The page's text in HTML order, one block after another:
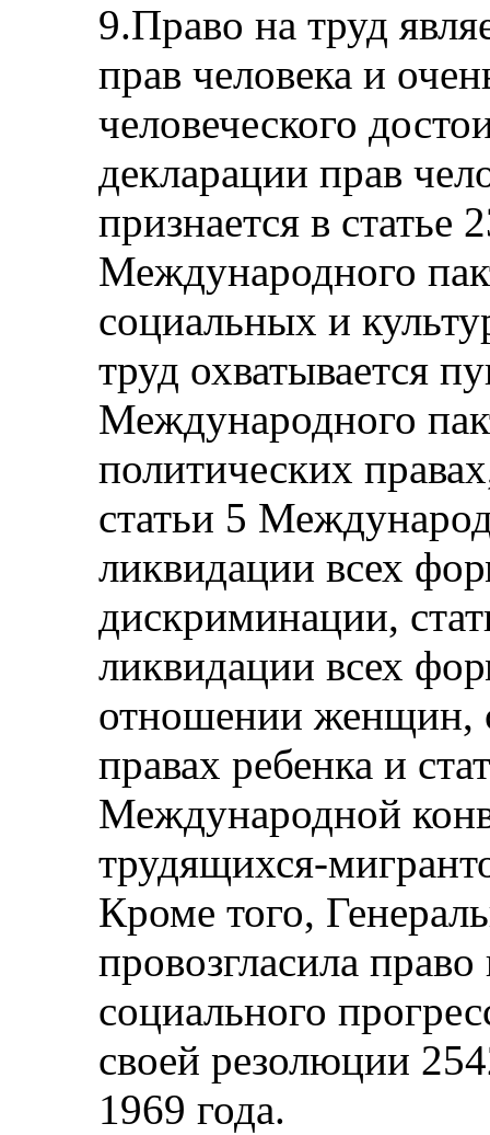
9.Право на труд
прав человека и
человеческого
декларации прав
признается в
Международного
социальных и
труд охватывается
Международного
политических
статьи 5
ликвидации всех
дискриминации,
ликвидации всех
отношении женщин,
правах ребенка и
Международной
трудящихся-
Кроме того,
провозгласила
социального
своей резолюции
1969 года.